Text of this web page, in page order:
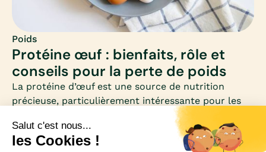
Poids
Protéine œuf : bienfaits, rôle et
conseils pour la perte de poids
La protéine d’œuf est une source de nutrition
précieuse, particulièrement intéressante pour les
femmes qui souhaitent perdre du poids. Riche en
acides aminés essentiels et faible en calories, elle
se distingue comme un allié minceur et santé.